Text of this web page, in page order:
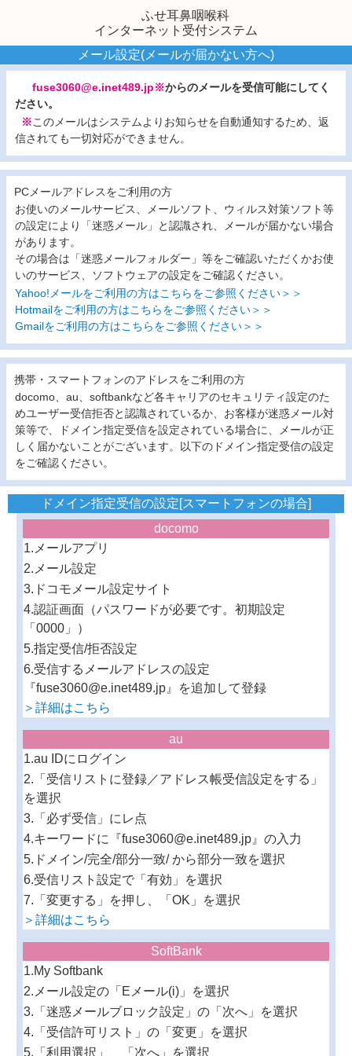
ふせ耳鼻咽喉科
インターネット受付システム
メール設定(メールが届かない方へ)
fuse3060@e.inet489.jp※からのメールを受信可能にしてく
ださい。
※このメールはシステムよりお知らせを自動通知するため、返
信されても一切対応ができません。
PCメールアドレスをご利用の方
お使いのメールサービス、メールソフト、ウィルス対策ソフト等
の設定により「迷惑メール」と認識され、メールが届かない場合
があります。
その場合は「迷惑メールフォルダー」等をご確認いただくかお使
いのサービス、ソフトウェアの設定をご確認ください。
Yahoo!メールをご利用の方はこちらをご参照ください＞＞
Hotmailをご利用の方はこちらをご参照ください＞＞
Gmailをご利用の方はこちらをご参照ください＞＞
携帯・スマートフォンのアドレスをご利用の方
docomo、au、softbankなど各キャリアのセキュリティ設定のた
めユーザー受信拒否と認識されているか、お客様が迷惑メール対
策等で、ドメイン指定受信を設定されている場合に、メールが正
しく届かないことがございます。以下のドメイン指定受信の設定
をご確認ください。
ドメイン指定受信の設定[スマートフォンの場合]
docomo
1.メールアプリ
2.メール設定
3.ドコモメール設定サイト
4.認証画面（パスワードが必要です。初期設定
「0000」）
5.指定受信/拒否設定
6.受信するメールアドレスの設定
『fuse3060@e.inet489.jp』を追加して登録
＞詳細はこちら
au
1.au IDにログイン
2.「受信リストに登録／アドレス帳受信設定をする」
を選択
3.「必ず受信」にレ点
4.キーワードに『fuse3060@e.inet489.jp』の入力
5.ドメイン/完全/部分一致/ から部分一致を選択
6.受信リスト設定で「有効」を選択
7.「変更する」を押し、「OK」を選択
＞詳細はこちら
SoftBank
1.My Softbank
2.メール設定の「Eメール(i)」を選択
3.「迷惑メールブロック設定」の「次へ」を選択
4.「受信許可リスト」の「変更」を選択
5.「利用選択」、「次へ」を選択